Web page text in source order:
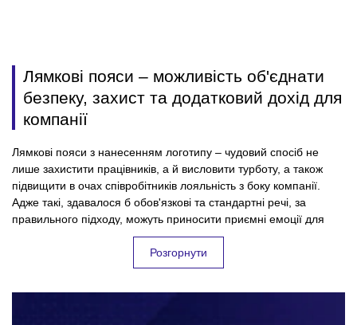
Лямкові пояси – можливість об'єднати
безпеку, захист та додатковий дохід для
компанії
Лямкові пояси з нанесенням логотипу – чудовий спосіб не
лише захистити працівників, а й висловити турботу, а також
підвищити в очах співробітників лояльність з боку компанії.
Адже такі, здавалося б обов'язкові та стандартні речі, за
правильного підходу, можуть приносити приємні емоції для
колективу, і безумовно користь для підприємства. Всі успішні
фірми, які дбають про своїх співробітників та їхню безпеку на
робочому місці – дуже відповідально підходять до вибору
Розгорнути